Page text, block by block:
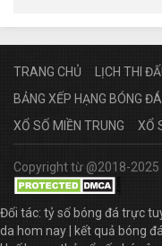
TRANG CHỦ LỊCH THI
BẢNG XẾP HẠNG BÓNG ĐÁ
XỔ SỐ MIỀN TRUNG
XỔ
Copyright từ @2018-2025
Đối tác: tỷ số bóng đá trực
da hom nay
kết quả bóng